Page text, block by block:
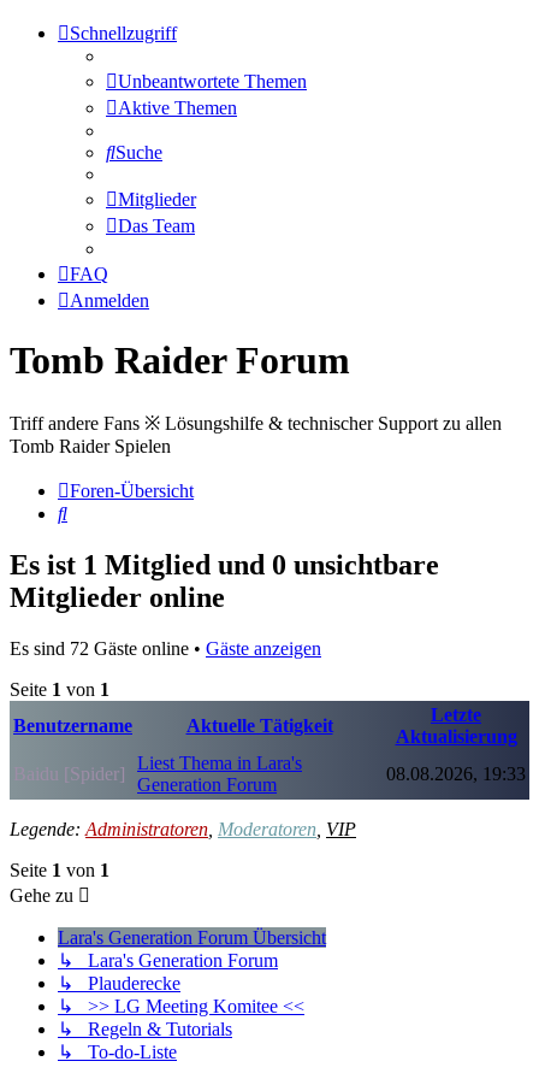
Schnellzugriff
Unbeantwortete Themen
Aktive Themen
Suche
Mitglieder
Das Team
FAQ
Anmelden
Tomb Raider Forum
Triff andere Fans ※ Lösungshilfe & technischer Support zu allen
Tomb Raider Spielen
Foren-Übersicht
Suche
Es ist 1 Mitglied und 0 unsichtbare
Mitglieder online
Es sind 72 Gäste online • Gäste anzeigen
Seite 1 von 1
Benutzername
Aktuelle Tätigkeit
Letzte
Aktualisierung
Baidu [Spider]
Liest Thema in Lara's
Generation Forum
08.08.2026, 19:33
Legende: Administratoren Moderatoren VIP
Seite 1 von 1
Gehe zu
Lara's Generation Forum Übersicht
↳ Lara's Generation Forum
↳ Plauderecke
↳ >> LG Meeting Komitee <<
↳ Regeln & Tutorials
↳ To-do-Liste